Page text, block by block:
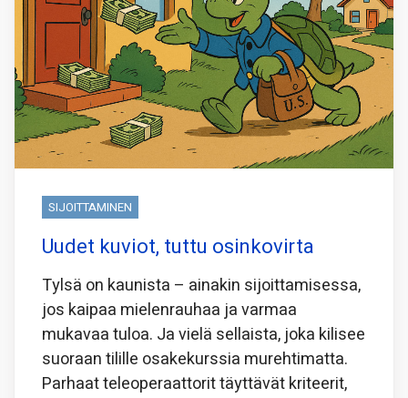
SIJOITTAMINEN
Uudet kuviot, tuttu osinkovirta
Tylsä on kaunista – ainakin sijoittamisessa,
jos kaipaa mielenrauhaa ja varmaa
mukavaa tuloa. Ja vielä sellaista, joka kilisee
suoraan tilille osakekurssia murehtimatta.
Parhaat teleoperaattorit täyttävät kriteerit,